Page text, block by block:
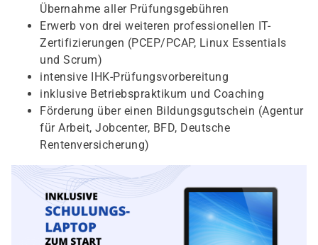
Übernahme aller Prüfungsgebühren
Erwerb von drei weiteren professionellen IT-
Zertifizierungen (PCEP/PCAP, Linux Essentials
und Scrum)
intensive IHK-Prüfungsvorbereitung
inklusive Betriebspraktikum und Coaching
Förderung über einen Bildungsgutschein (Agentur
für Arbeit, Jobcenter, BFD, Deutsche
Rentenversicherung)